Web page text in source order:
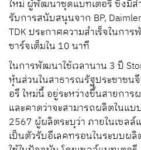
ใหม่ ผู้พัฒนาชุดแบทเตอรี ซึ่งมีส
รับการสนับสนุนจาก BP,
TDK ประกาศความสำเร็จในก
ชาร์จเต็มใน 10 นาที
ในการพัฒนาใช้เวลานาน 3 ปี
หุ้นส่วนในสาธารณรัฐประชาชน
อรี ใหม่นี้ อยู่ระหว่างขึ้นสายการ
และคาดว่าจะสามารถผลิตในแ
2567 ผู้ผลิตระบุว่า ภายในเซลล์
เป็นตัวรับอีเลคทรอนในระบบผ